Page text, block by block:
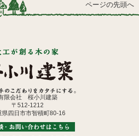
ページの先頭へ
限会社 桜小川建築
〒512-1212
県四日市市智積町80-16